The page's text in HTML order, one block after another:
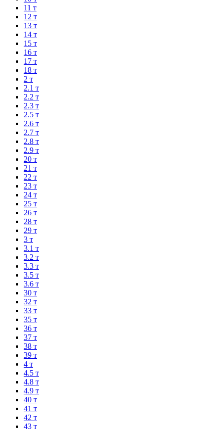
11 т
12 т
13 т
14 т
15 т
16 т
17 т
18 т
2 т
2.1 т
2.2 т
2.3 т
2.5 т
2.6 т
2.7 т
2.8 т
2.9 т
20 т
21 т
22 т
23 т
24 т
25 т
26 т
28 т
29 т
3 т
3.1 т
3.2 т
3.3 т
3.5 т
3.6 т
30 т
32 т
33 т
35 т
36 т
37 т
38 т
39 т
4 т
4.5 т
4.8 т
4.9 т
40 т
41 т
42 т
43 т